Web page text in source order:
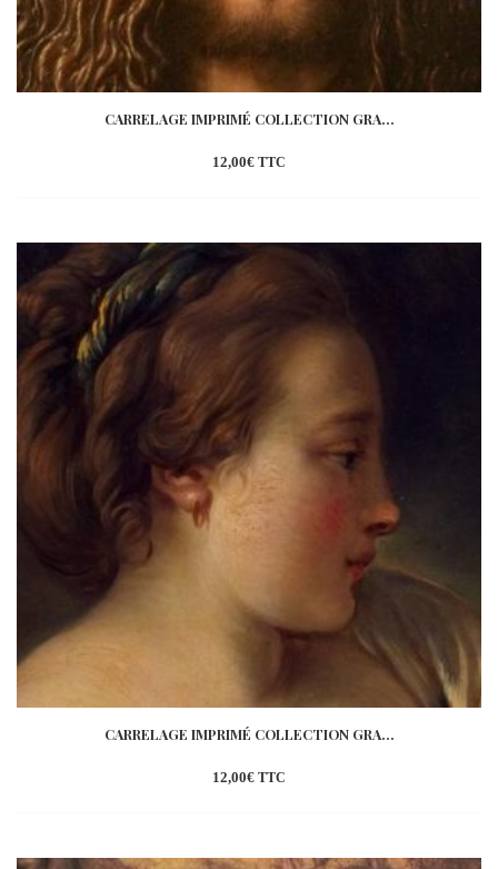
CARRELAGE IMPRIMÉ COLLECTION GRA...
12,00€ TTC
CARRELAGE IMPRIMÉ COLLECTION GRA...
12,00€ TTC